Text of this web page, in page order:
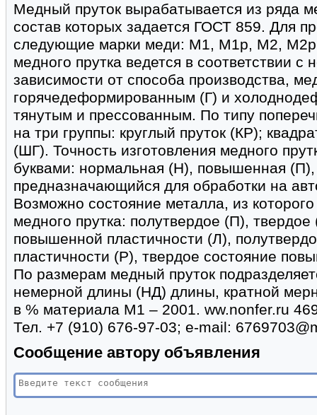
Медный пруток вырабатывается из ряда
состав которых задается ГОСТ 859. Для
следующие марки меди: М1, М1p, М2,
медного прутка ведется в соответствии
зависимости от способа производства,
горячедеформированным (Г) и
тянутым и прессованным. По типу
на три группы: круглый пруток (КР);
(ШГ). Точность изготовления медного
буквами: нормальная (Н), повышенная
предназначающийся для обработки на
Возможно состояние металла, из
медного прутка: полутвердое (П), твердое
повышенной пластичности (Л),
пластичности (Р), твердое состояние
По размерам медный пруток
немерной длины (НД) длины, кратной
в % материала М1 – 2001. ww.nonfer.ru
Тел. +7 (910) 676-97-03; e-mail:
Сообщение автору объявления